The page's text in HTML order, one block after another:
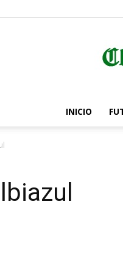
INICIO